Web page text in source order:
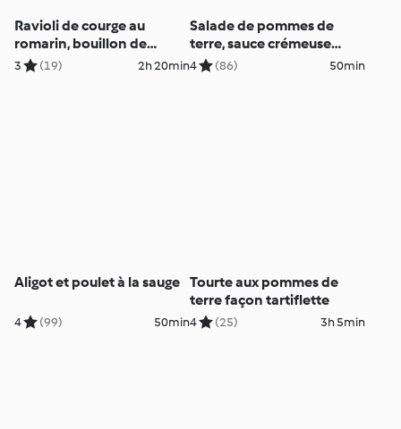
Ravioli de courge au
romarin, bouillon de
légumes et parmesan
3 (19) 2h 20min
Salade de pommes de
terre, sauce crémeuse
sésame-citron
4 (86) 50min
Aligot et poulet à la sauge
4 (99) 50min
Tourte aux pommes de
terre façon tartiflette
4 (25) 3h 5min